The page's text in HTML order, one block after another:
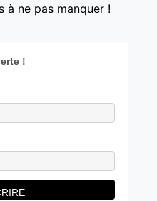
à ne pas manquer !
!